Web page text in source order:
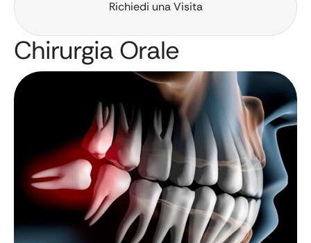
Richiedi una Visita
Chirurgia Orale